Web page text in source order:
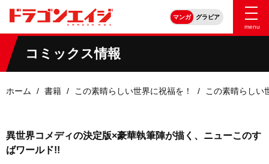
マンガ
グラビア
menu
コミックス情報
ホーム 書籍 この素晴らしい世界に祝福を！ この素晴らし
異世界コメディの決定版×豪華執筆陣が描く、ニューこのす
ばワールド!!